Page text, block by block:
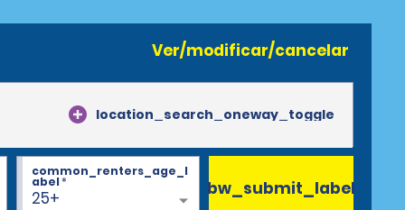
Ver/modificar/cancelar
location_search_oneway_toggle
25+
common_renters_age_l
abel* bw_submit_label